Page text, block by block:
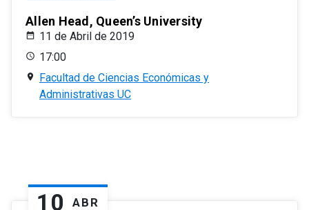
Allen Head, Queen’s University
11 de Abril de 2019
17:00
Facultad de Ciencias Económicas y
Administrativas UC
10 ABR